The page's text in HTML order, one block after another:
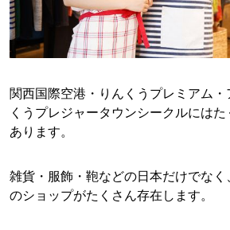
関西国際空港・りんくうプレミアム
くうプレジャータウンシークルには
あります。
雑貨・服飾・鞄などの日本だけでな
のショップがたくさん存在します。